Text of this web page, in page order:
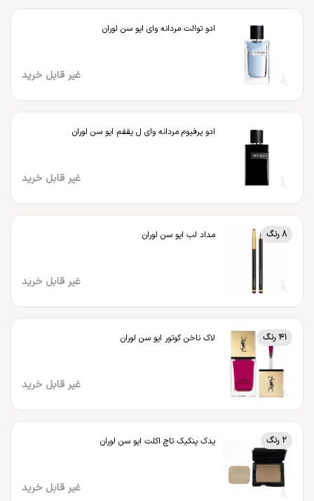
ادو توالت مردانه وای ایو سن لوران
غیر قابل خرید
ادو پرفیوم مردانه وای ل پقفم ایو سن لوران
غیر قابل خرید
8 رنگ مداد لب ایو سن لوران
غیر قابل خرید
41 رنگ لاک ناخن کوتور ایو سن لوران
غیر قابل خرید
2 رنگ یدک پنکیک تاچ اکلت ایو سن لوران
غیر قابل خرید